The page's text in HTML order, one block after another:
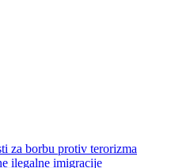
za borbu protiv terorizma
ilegalne imigracije